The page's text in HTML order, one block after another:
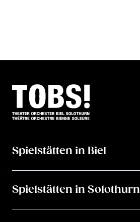
Spielstätten in Biel
Spielstätten in Solothurn